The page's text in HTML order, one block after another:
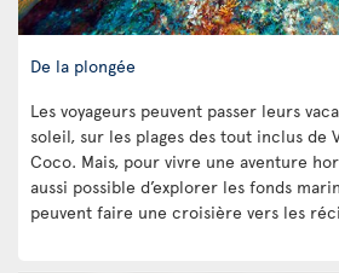
De la plongée
Les voyageurs peuvent passer leurs
soleil, sur les plages des tout inclus de
Coco. Mais, pour vivre une aventure
aussi possible d’explorer les fonds
peuvent faire une croisière vers les